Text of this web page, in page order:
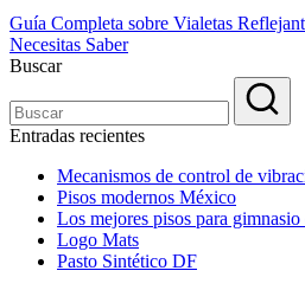
Guía Completa sobre Vialetas
Necesitas Saber
Buscar
Entradas recientes
Mecanismos de control de
Pisos modernos México
Los mejores pisos para
Logo Mats
Pasto Sintético DF